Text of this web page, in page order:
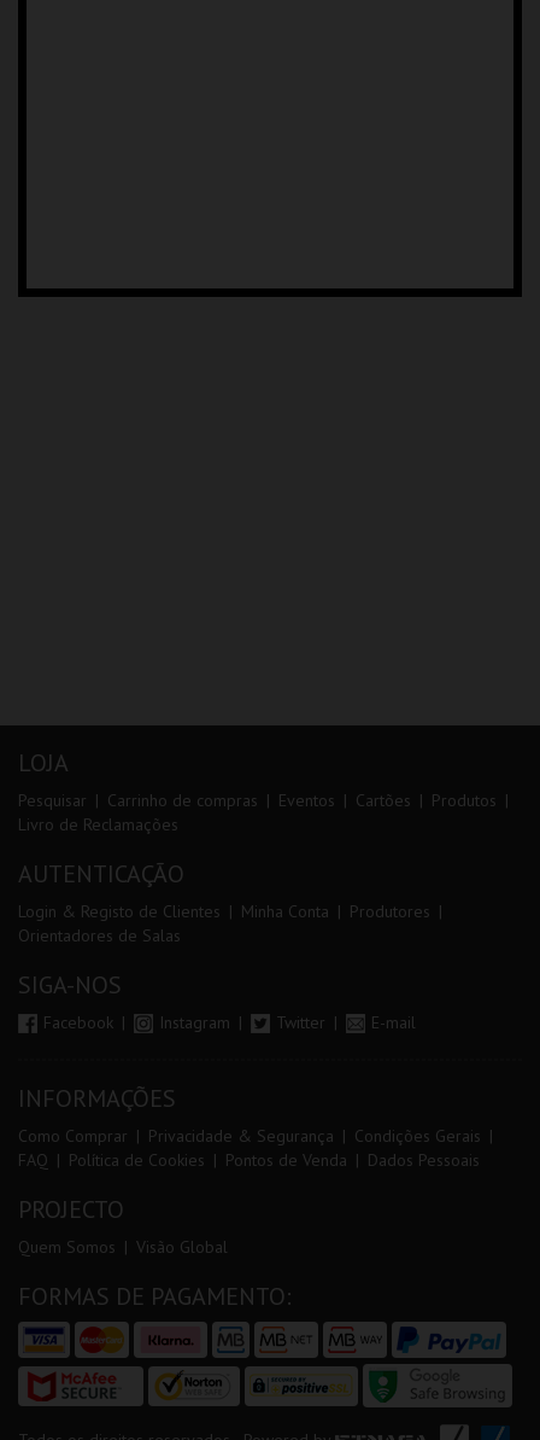
LOJA
Pesquisar Carrinho de compras Eventos Cartões
Produtos
Livro de Reclamações
AUTENTICAÇÃO
Login & Registo de Clientes Minha Conta
Produtores
Orientadores de Salas
SIGA-NOS
Facebook Instagram Twitter E-mail
INFORMAÇÕES
Como Comprar Privacidade & Segurança
Condições Gerais
FAQ
Política de Cookies Pontos de Venda Dados Pessoais
PROJECTO
Quem Somos Visão Global
FORMAS DE PAGAMENTO: